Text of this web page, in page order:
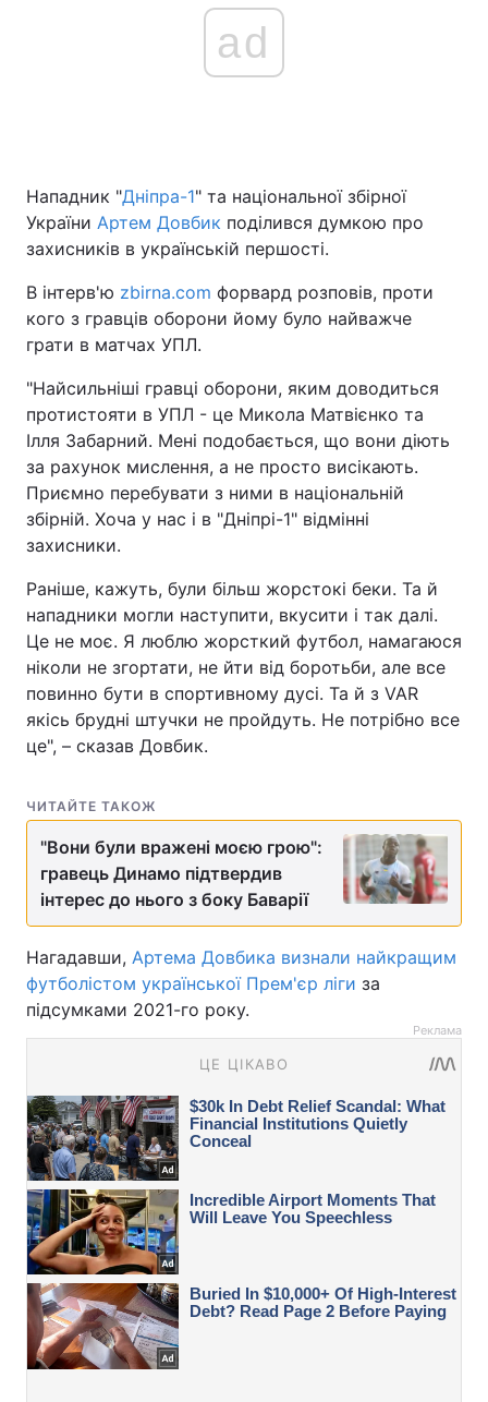
ad
Нападник "Дніпра-1" та національної збірної
України Артем Довбик поділився думкою про
захисників в українській першості.
В інтерв'ю zbirna.com форвард розповів, проти
кого з гравців оборони йому було найважче
грати в матчах УПЛ.
"Найсильніші гравці оборони, яким доводиться
протистояти в УПЛ - це Микола Матвієнко та
Ілля Забарний. Мені подобається, що вони діють
за рахунок мислення, а не просто висікають.
Приємно перебувати з ними в національній
збірній. Хоча у нас і в "Дніпрі-1" відмінні
захисники.
Раніше, кажуть, були більш жорстокі беки. Та й
нападники могли наступити, вкусити і так далі.
Це не моє. Я люблю жорсткий футбол, намагаюся
ніколи не згортати, не йти від боротьби, але все
повинно бути в спортивному дусі. Та й з VAR
якісь брудні штучки не пройдуть. Не потрібно все
це", – сказав Довбик.
ЧИТАЙТЕ ТАКОЖ
"Вони були вражені моєю грою":
гравець Динамо підтвердив
інтерес до нього з боку Баварії
Нагадавши, Артема Довбика визнали найкращим
футболістом української Прем'єр ліги за
підсумками 2021-го року.
Реклама